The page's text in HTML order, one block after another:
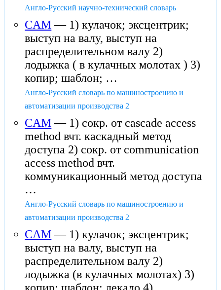
Англо-Русский научно-технический словарь
CAM— 1) кулачок; эксцентрик;
выступ на валу, выступ на
распределительном валу 2)
лодыжка ( в кулачных молотах ) 3)
копир; шаблон; …
Англо-Русский словарь по машиностроению и
автоматизации производства 2
CAM— 1) сокр. от cascade access
method вчт. каскадный метод
доступа 2) сокр. от communication
access method вчт.
коммуникационный метод доступа
…
Англо-Русский словарь по машиностроению и
автоматизации производства 2
CAM— 1) кулачок; эксцентрик;
выступ на валу, выступ на
распределительном валу 2)
лодыжка (в кулачных молотах) 3)